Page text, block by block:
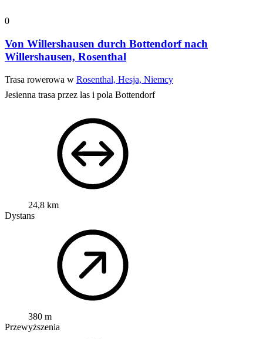
0
Von Willershausen durch Bottendorf nach
Willershausen, Rosenthal
Trasa rowerowa w Rosenthal, Hesja, Niemcy
Jesienna trasa przez las i pola Bottendorf
24,8 km
Dystans
380 m
Przewyższenia